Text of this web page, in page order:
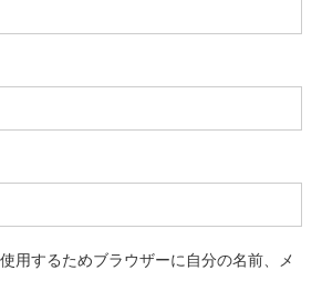
用するためブラウザーに自分の名前、メ